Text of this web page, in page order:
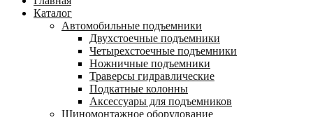
Каталог
Автомобильные подъемники
Двухстоечные подъемники
Четырехстоечные подъемники
Ножничные подъемники
Траверсы гидравлические
Подкатные колонны
Аксессуары для подъемников
Шиномонтажное оборудование